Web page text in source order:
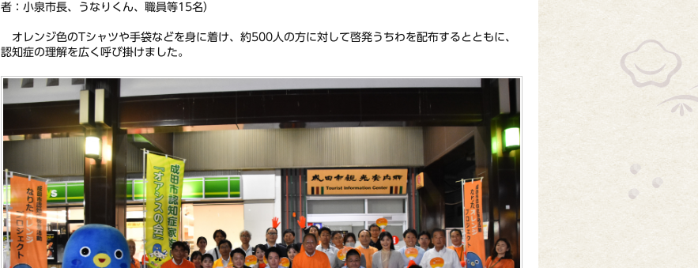
者：小泉市長、うなりくん、職員等15名）
オレンジ色のTシャツや手袋などを身に着け、約500人の方に対して啓発うちわを配布するとともに、
認知症の理解を広く呼び掛けました。